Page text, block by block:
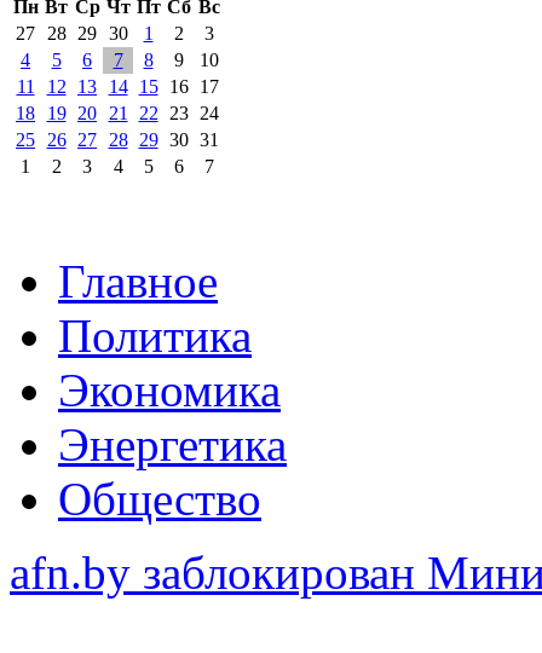
Пн Вт Ср Чт Пт Сб Вс
27
28 29 30 1 2
3
4
5 6 7 8 9
10
11
12 13 14 15 16
17
18
19 20 21 22 23
24
25
26 27 28 29 30 31
1
2 3 4 5 6 7
Главное
Политика
Экономика
Энергетика
Общество
afn.by заблокирован